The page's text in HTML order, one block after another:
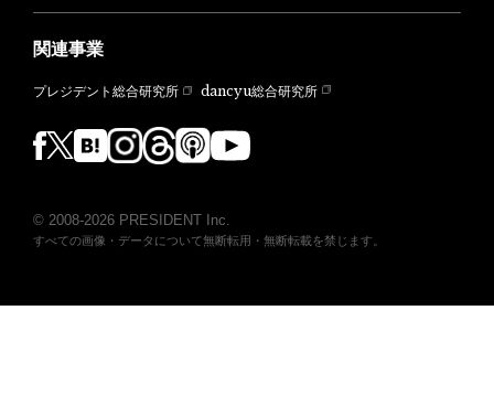
関連事業
プレジデント総合研究所 dancyu総合研究所
© 2008-2026 PRESIDENT Inc.
すべての画像・データについて無断転用・無断転載を禁じます。